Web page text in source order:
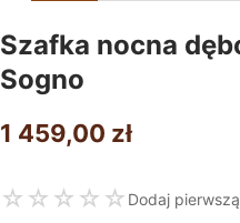
Szafka nocna
Sogno
1 459,00 zł
☆ ☆ ☆ ☆ ☆ Dodaj